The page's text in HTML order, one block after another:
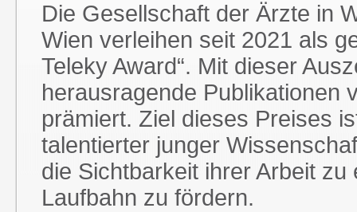
Die Gesellschaft der Ärzte in
Wien verleihen seit 2021 als
Teleky Award“. Mit dieser
herausragende Publikationen
prämiert. Ziel dieses Preises
talentierter junger
die Sichtbarkeit ihrer Arbeit
Laufbahn zu fördern.